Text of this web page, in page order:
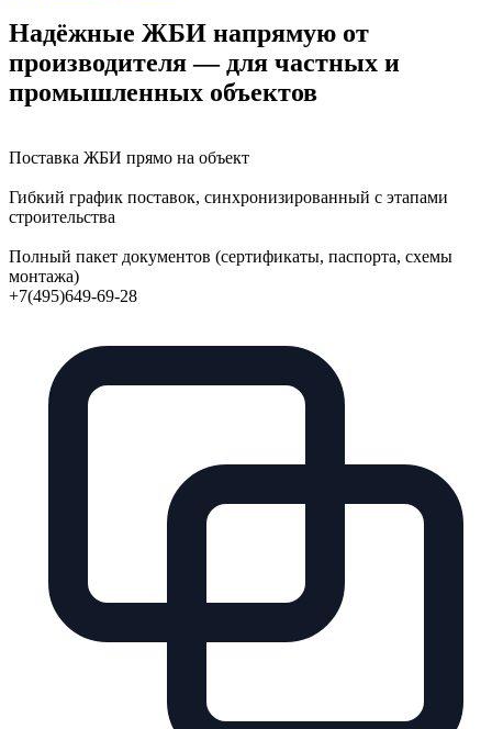
Надёжные ЖБИ напрямую от
производителя — для частных и
промышленных объектов
Поставка ЖБИ прямо на объект
Гибкий график поставок, синхронизированный с этапами
строительства
Полный пакет документов (сертификаты, паспорта, схемы
монтажа)
+7(495)649-69-28